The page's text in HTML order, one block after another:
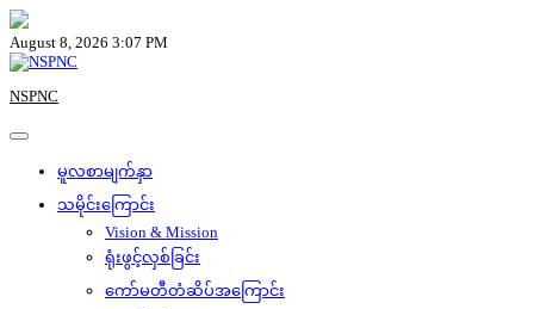
Skip
to
content
August 8, 2026 3:07 PM
NSPNC
မူလစာမျက်နှာ
သမိုင်းကြောင်း
Vision & Mission
ရုံးဖွင့်လှစ်ခြင်း
ကော်မတီတံဆိပ်အကြောင်း